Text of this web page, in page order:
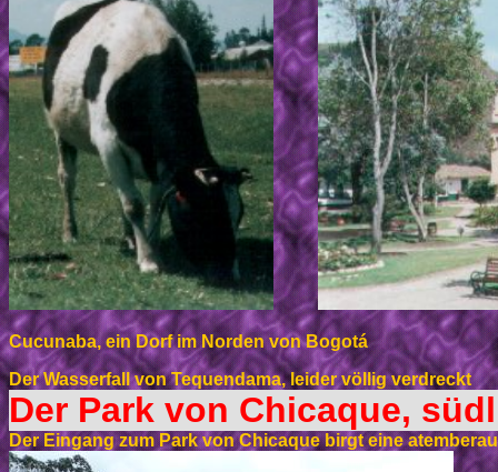
Cucunaba, ein Dorf im Norden von Bogotá
Der Wasserfall von Tequendama, leider völlig verdreckt
Der Park von Chicaque,
Der Eingang zum Park von Chicaque birgt eine